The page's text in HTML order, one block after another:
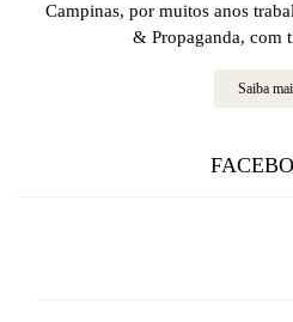
Campinas, por muitos anos
& Propaganda, com
Saiba